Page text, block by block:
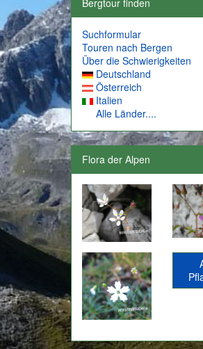
Bergtour finden
Suchformular
Touren nach Bergen
Über die Schwierigkeiten
Deutschland
Österreich
Italien
Alle Länder....
Flora der Alpen